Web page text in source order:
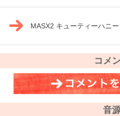
MASX2 キューティーハニー
コメ
音